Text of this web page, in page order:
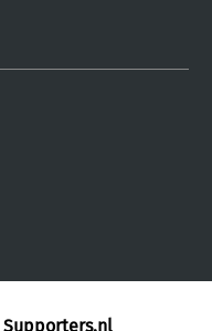
Supporters.nl